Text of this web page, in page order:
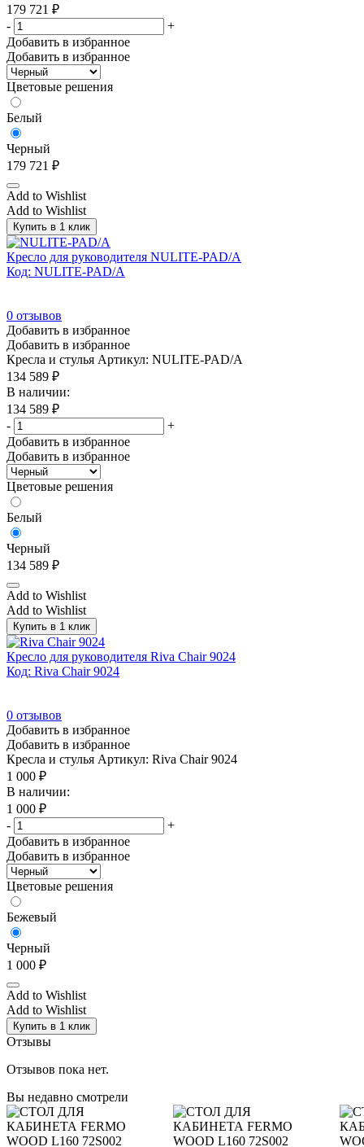
179 721 ₽
-
+
Добавить в избранное
Добавить в избранное
Цветовые решения
Белый
Черный
179 721 ₽
Add to Wishlist
Add to Wishlist
Купить в 1 клик
Кресло для руководителя NULITE-PAD/A
Код: NULITE-PAD/A
0 отзывов
Добавить в избранное
Добавить в избранное
Кресла и стулья Артикул: NULITE-PAD/A
134 589 ₽
В наличии:
134 589 ₽
-
+
Добавить в избранное
Добавить в избранное
Цветовые решения
Белый
Черный
134 589 ₽
Add to Wishlist
Add to Wishlist
Купить в 1 клик
Кресло для руководителя Riva Chair 9024
Код: Riva Chair 9024
0 отзывов
Добавить в избранное
Добавить в избранное
Кресла и стулья Артикул: Riva Chair 9024
1 000 ₽
В наличии:
1 000 ₽
-
+
Добавить в избранное
Добавить в избранное
Цветовые решения
Бежевый
Черный
1 000 ₽
Add to Wishlist
Add to Wishlist
Купить в 1 клик
Отзывы
Отзывов пока нет.
Вы недавно смотрели